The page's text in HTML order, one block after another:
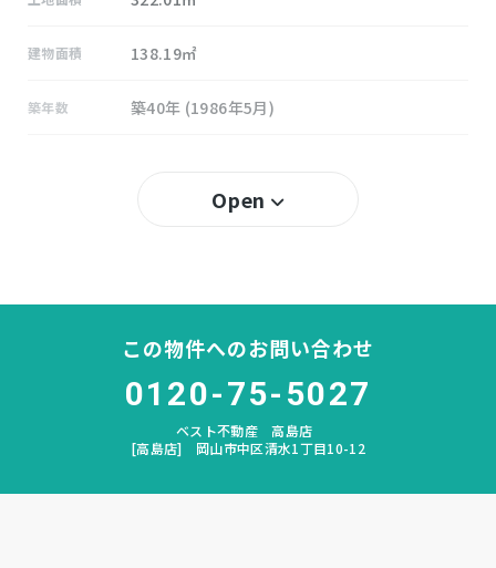
建物面積 138.19㎡
築年数 築40年 (1986年5月)
桃丘
Open
この物件へのお問い合わせ
0120-75-5027
ベスト不動産 高島店
[高島店] 岡山市中区清水1丁目10-12